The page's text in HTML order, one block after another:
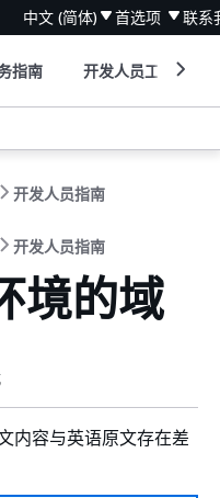
中文 (简体) 首选项 联系
指南 开发人员工具
开发人员指南
开发人员指南
境的域
内容与英语原文存在差